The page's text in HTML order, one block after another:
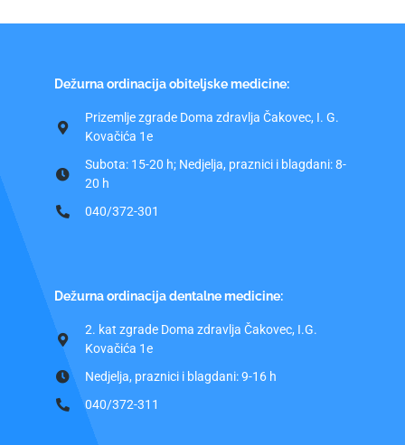
Dežurna ordinacija obiteljske medicine:
Prizemlje zgrade Doma zdravlja Čakovec, I. G.
Kovačića 1e
Subota: 15-20 h; Nedjelja, praznici i blagdani: 8-
20 h
040/372-301
Dežurna ordinacija dentalne medicine:
2. kat zgrade Doma zdravlja Čakovec, I.G.
Kovačića 1e
Nedjelja, praznici i blagdani: 9-16 h
040/372-311